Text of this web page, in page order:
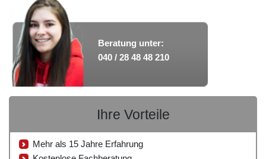
Beratung unter:
040 / 28 48 48 210
Ihre Vorteile
Mehr als 15 Jahre Erfahrung